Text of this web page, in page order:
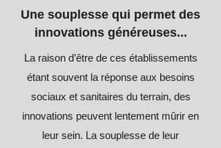
Une souplesse qui permet des
innovations généreuses...
La raison d’être de ces établissements
étant souvent la réponse aux besoins
sociaux et sanitaires du terrain, des
innovations peuvent lentement mûrir en
leur sein. La souplesse de leur